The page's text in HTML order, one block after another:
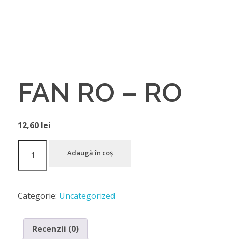
FAN RO – RO
12,60 lei
Adaugă în coș
Categorie: Uncategorized
Recenzii (0)